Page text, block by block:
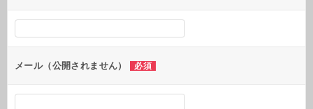
ン
メール（公開されません） 必須